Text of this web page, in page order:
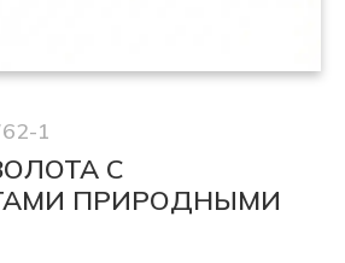
1
С
ПРИРОДНЫМИ